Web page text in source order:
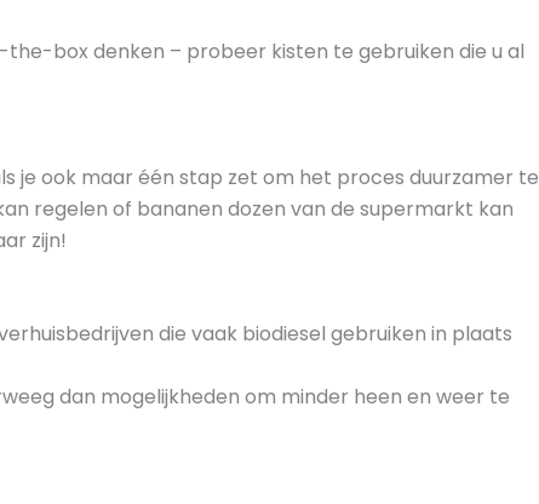
box denken – probeer kisten te gebruiken die u al
je ook maar één stap zet om het proces duurzamer te
regelen of bananen dozen van de supermarkt kan
zijn!
die vaak biodiesel gebruiken in plaats
dan mogelijkheden om minder heen en weer te